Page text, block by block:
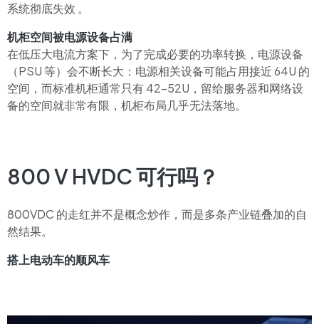
系统彻底失效 。
机柜空间被电源设备占满
在低压大电流方案下，为了完成必要的功率转换，电源设备
（PSU 等）会不断长大：电源相关设备可能占用接近 64U 的
空间，而标准机柜通常只有 42–52U，留给服务器和网络设
备的空间就非常有限，机柜布局几乎无法落地。
800 V HVDC 可行吗？
800VDC 的走红并不是概念炒作，而是多条产业链叠加的自
然结果。
搭上电动车的顺风车